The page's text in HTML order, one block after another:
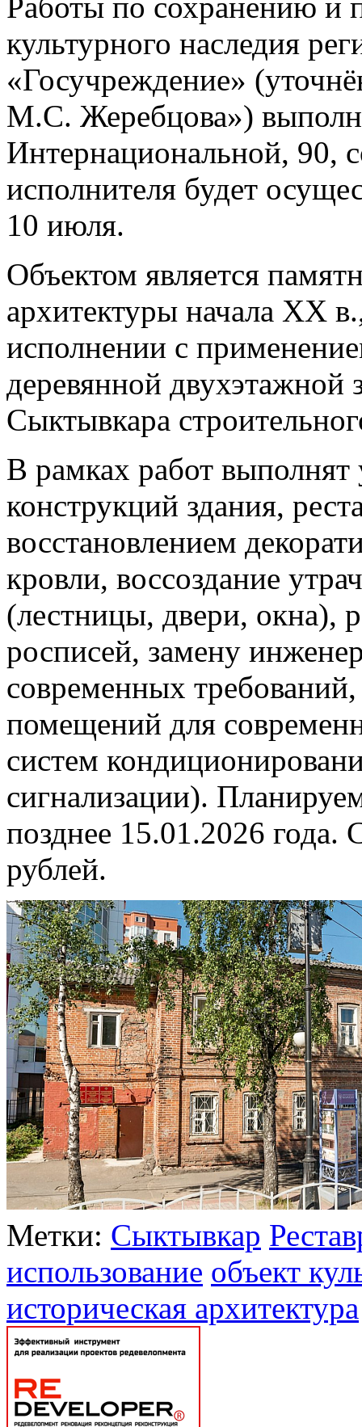
культурного наследия
«Госучреждение»
М.С. Жеребцова»)
Интернациональной, 90,
исполнителя будет
10 июля.
Объектом является
архитектуры начала ХХ
исполнении с
деревянной двухэтажной
Сыктывкара
В рамках работ
конструкций здания,
восстановлением
кровли, воссоздание
(лестницы, двери, окна),
росписей, замену
современных
помещений для
систем
сигнализации).
позднее 15.01.2026 года.
рублей.
Метки: Сыктывкар
использование объект
историческая архитектура